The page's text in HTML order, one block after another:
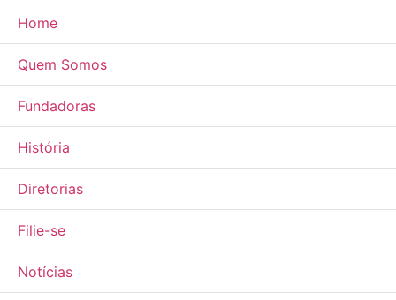
Home
Quem Somos
Fundadoras
História
Diretorias
Filie-se
Notícias